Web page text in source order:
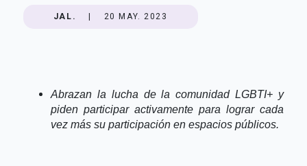
JAL. 20 MAY. 2023
Abrazan la lucha de la comunidad LGBTI+ y
piden participar activamente para lograr cada
vez más su participación en espacios públicos.